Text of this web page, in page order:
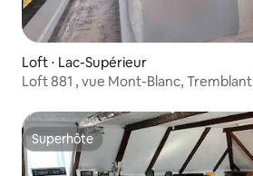
Loft ⋅ Lac-Supérieur
Loft 881 , vue Mont-Blanc, Tremblant
Superhôte
Superhôte